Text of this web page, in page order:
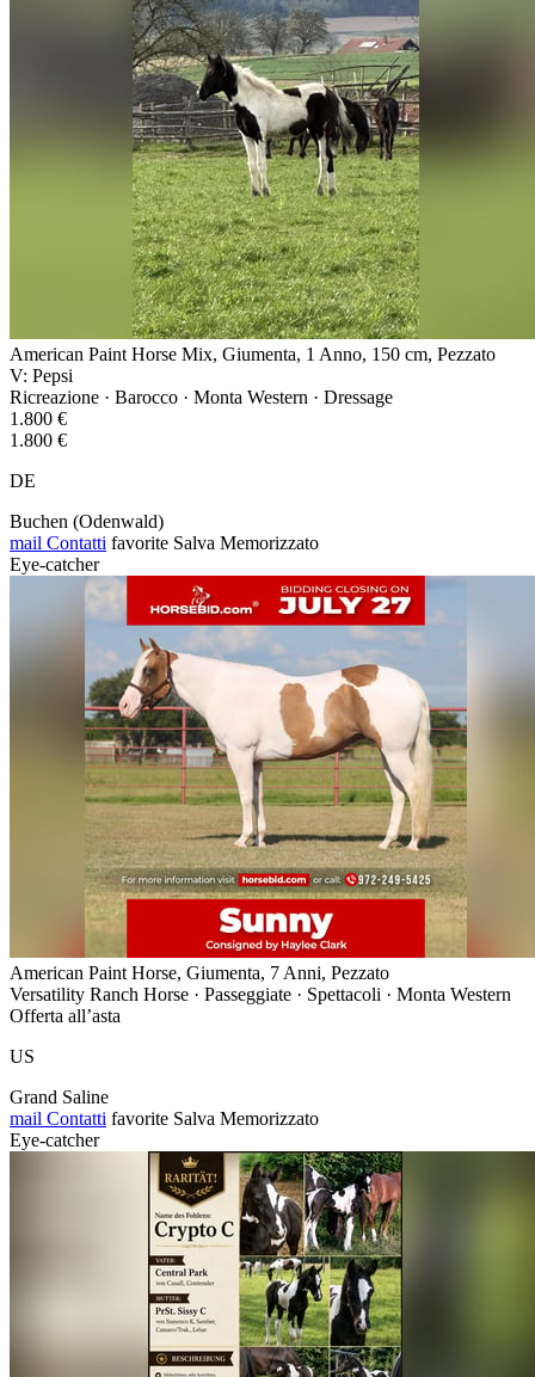
American Paint Horse Mix, Giumenta, 1 Anno, 150 cm, Pezzato
V: Pepsi
Ricreazione · Barocco · Monta Western · Dressage
1.800 €
1.800 €
DE
Buchen (Odenwald)
mail Contatti favorite Salva Memorizzato
Eye-catcher
American Paint Horse, Giumenta, 7 Anni, Pezzato
Versatility Ranch Horse · Passeggiate · Spettacoli · Monta Western
Offerta all’asta
US
Grand Saline
mail Contatti favorite Salva Memorizzato
Eye-catcher